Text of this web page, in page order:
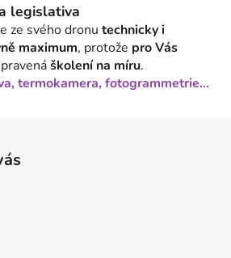
legislativa
ze svého dronu technicky i
maximum, protože pro Vás
školení na míru.
termokamera, fotogrammetrie...